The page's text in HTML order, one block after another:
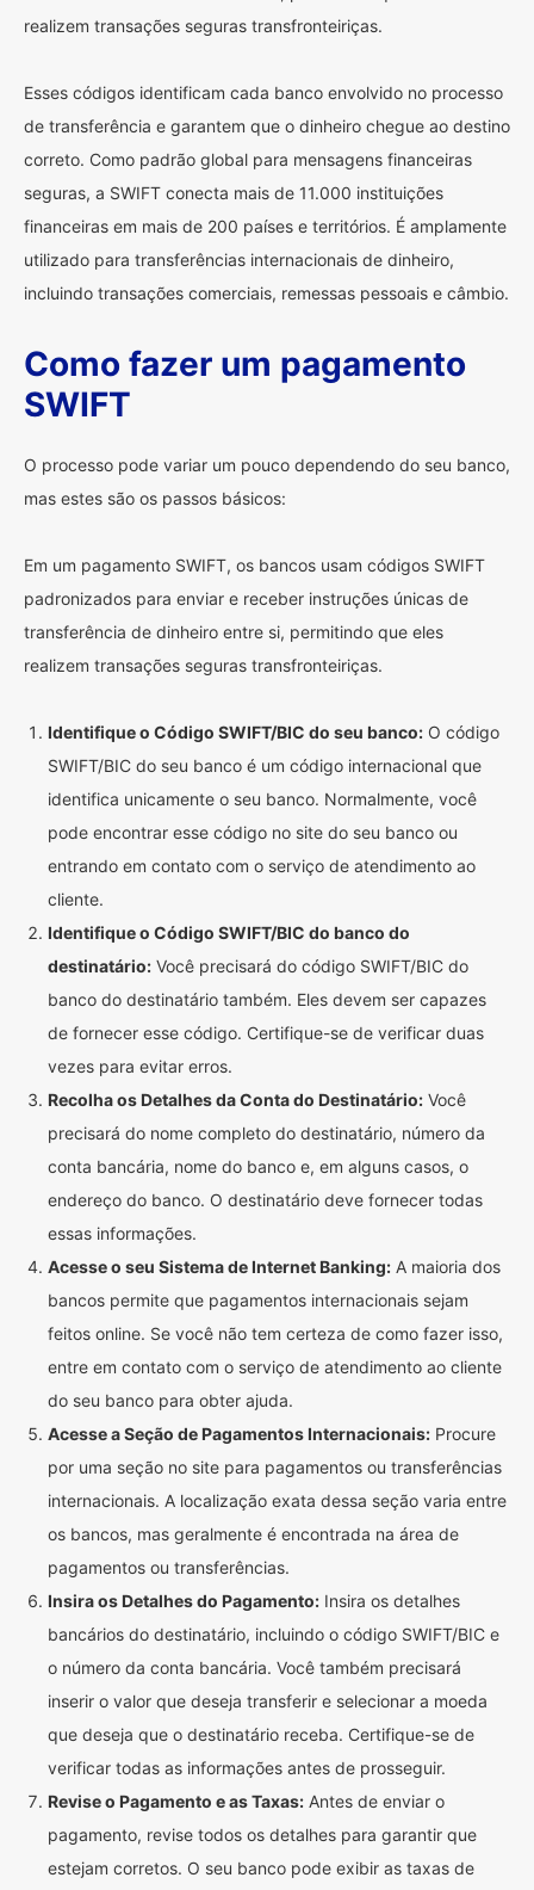
realizem transações seguras transfronteiriças.
Esses códigos identificam cada banco envolvido no processo
de transferência e garantem que o dinheiro chegue ao destino
correto. Como padrão global para mensagens financeiras
seguras, a SWIFT conecta mais de 11.000 instituições
financeiras em mais de 200 países e territórios. É amplamente
utilizado para transferências internacionais de dinheiro,
incluindo transações comerciais, remessas pessoais e câmbio.
Como fazer um pagamento
SWIFT
O processo pode variar um pouco dependendo do seu banco,
mas estes são os passos básicos:
Em um pagamento SWIFT, os bancos usam códigos SWIFT
padronizados para enviar e receber instruções únicas de
transferência de dinheiro entre si, permitindo que eles
realizem transações seguras transfronteiriças.
Identifique o Código SWIFT/BIC do seu banco: O código
SWIFT/BIC do seu banco é um código internacional que
identifica unicamente o seu banco. Normalmente, você
pode encontrar esse código no site do seu banco ou
entrando em contato com o serviço de atendimento ao
cliente.
Identifique o Código SWIFT/BIC do banco do
destinatário: Você precisará do código SWIFT/BIC do
banco do destinatário também. Eles devem ser capazes
de fornecer esse código. Certifique-se de verificar duas
vezes para evitar erros.
Recolha os Detalhes da Conta do Destinatário: Você
precisará do nome completo do destinatário, número da
conta bancária, nome do banco e, em alguns casos, o
endereço do banco. O destinatário deve fornecer todas
essas informações.
Acesse o seu Sistema de Internet Banking: A maioria dos
bancos permite que pagamentos internacionais sejam
feitos online. Se você não tem certeza de como fazer isso,
entre em contato com o serviço de atendimento ao cliente
do seu banco para obter ajuda.
Acesse a Seção de Pagamentos Internacionais: Procure
por uma seção no site para pagamentos ou transferências
internacionais. A localização exata dessa seção varia entre
os bancos, mas geralmente é encontrada na área de
pagamentos ou transferências.
Insira os Detalhes do Pagamento: Insira os detalhes
bancários do destinatário, incluindo o código SWIFT/BIC e
o número da conta bancária. Você também precisará
inserir o valor que deseja transferir e selecionar a moeda
que deseja que o destinatário receba. Certifique-se de
verificar todas as informações antes de prosseguir.
Revise o Pagamento e as Taxas: Antes de enviar o
pagamento, revise todos os detalhes para garantir que
estejam corretos. O seu banco pode exibir as taxas de